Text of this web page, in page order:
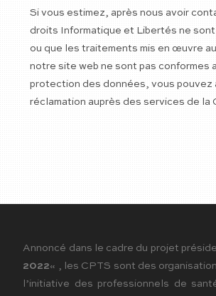
Si vous estimez, après nous avoir
droits Informatique et Libertés ne
ou que les traitements mis en œuvre
notre site web ne sont pas conformes
protection des données, vous pouvez
réclamation auprès des services de la
Annoncé dans le cadre du projet
2022« , les CPTS sont des
l’initiative des professionnels de